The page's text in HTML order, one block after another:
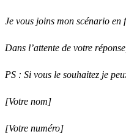
Je vous joins mon scénario en
Dans l’attente de votre
PS : Si vous le souhaitez je
[Votre nom]
[Votre numéro]